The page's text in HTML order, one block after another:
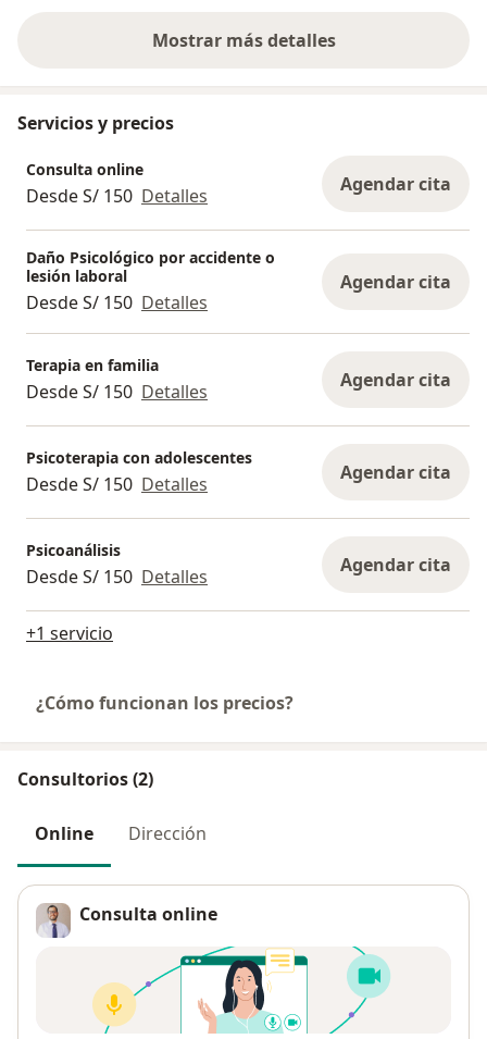
Mostrar más detalles
sobre la experiencia
Servicios y precios
Consulta online
Desde S/ 150 Detalles Agendar cita
Daño Psicológico por accidente o
lesión laboral
Desde S/ 150 Detalles
Agendar cita
Terapia en familia
Desde S/ 150 Detalles Agendar cita
Psicoterapia con adolescentes
Desde S/ 150 Detalles Agendar cita
Psicoanálisis
Desde S/ 150 Detalles Agendar cita
+1 servicio
¿Cómo funcionan los precios?
Consultorios (2)
Online Dirección
Consulta online
Pago después de la consulta